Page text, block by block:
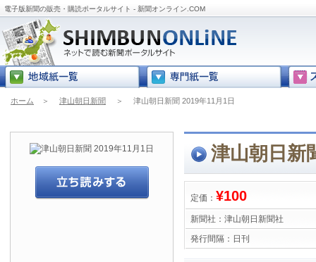
電子版新聞の販売・購読ポータルサイト - 新聞オンライン.COM
ホーム ＞ 津山朝日新聞 ＞ 津山朝日新聞 2019年11月1日
津山朝日新
定価： ¥100
新聞社： 津山朝日新聞社
発行間隔： 日刊